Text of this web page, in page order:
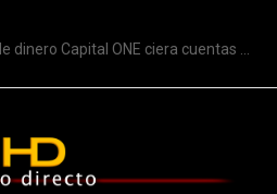
Trump por posible lavado de dinero Capital ONE ciera cuentas de Trump